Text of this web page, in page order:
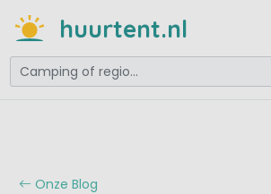
huurtent.nl
Onze Blog